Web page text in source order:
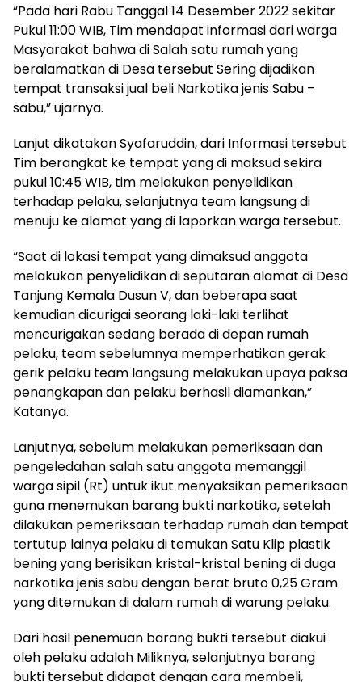
“Pada hari Rabu Tanggal 14 Desember 2022 sekitar
Pukul 11:00 WIB, Tim mendapat informasi dari warga
Masyarakat bahwa di Salah satu rumah yang
beralamatkan di Desa tersebut Sering dijadikan
tempat transaksi jual beli Narkotika jenis Sabu –
sabu,” ujarnya.
Lanjut dikatakan Syafaruddin, dari Informasi tersebut
Tim berangkat ke tempat yang di maksud sekira
pukul 10:45 WIB, tim melakukan penyelidikan
terhadap pelaku, selanjutnya team langsung di
menuju ke alamat yang di laporkan warga tersebut.
“Saat di lokasi tempat yang dimaksud anggota
melakukan penyelidikan di seputaran alamat di Desa
Tanjung Kemala Dusun V, dan beberapa saat
kemudian dicurigai seorang laki-laki terlihat
mencurigakan sedang berada di depan rumah
pelaku, team sebelumnya memperhatikan gerak
gerik pelaku team langsung melakukan upaya paksa
penangkapan dan pelaku berhasil diamankan,”
Katanya.
Lanjutnya, sebelum melakukan pemeriksaan dan
pengeledahan salah satu anggota memanggil
warga sipil (Rt) untuk ikut menyaksikan pemeriksaan
guna menemukan barang bukti narkotika, setelah
dilakukan pemeriksaan terhadap rumah dan tempat
tertutup lainya pelaku di temukan Satu Klip plastik
bening yang berisikan kristal-kristal bening di duga
narkotika jenis sabu dengan berat bruto 0,25 Gram
yang ditemukan di dalam rumah di warung pelaku.
Dari hasil penemuan barang bukti tersebut diakui
oleh pelaku adalah Miliknya, selanjutnya barang
bukti tersebut didapat dengan cara membeli,